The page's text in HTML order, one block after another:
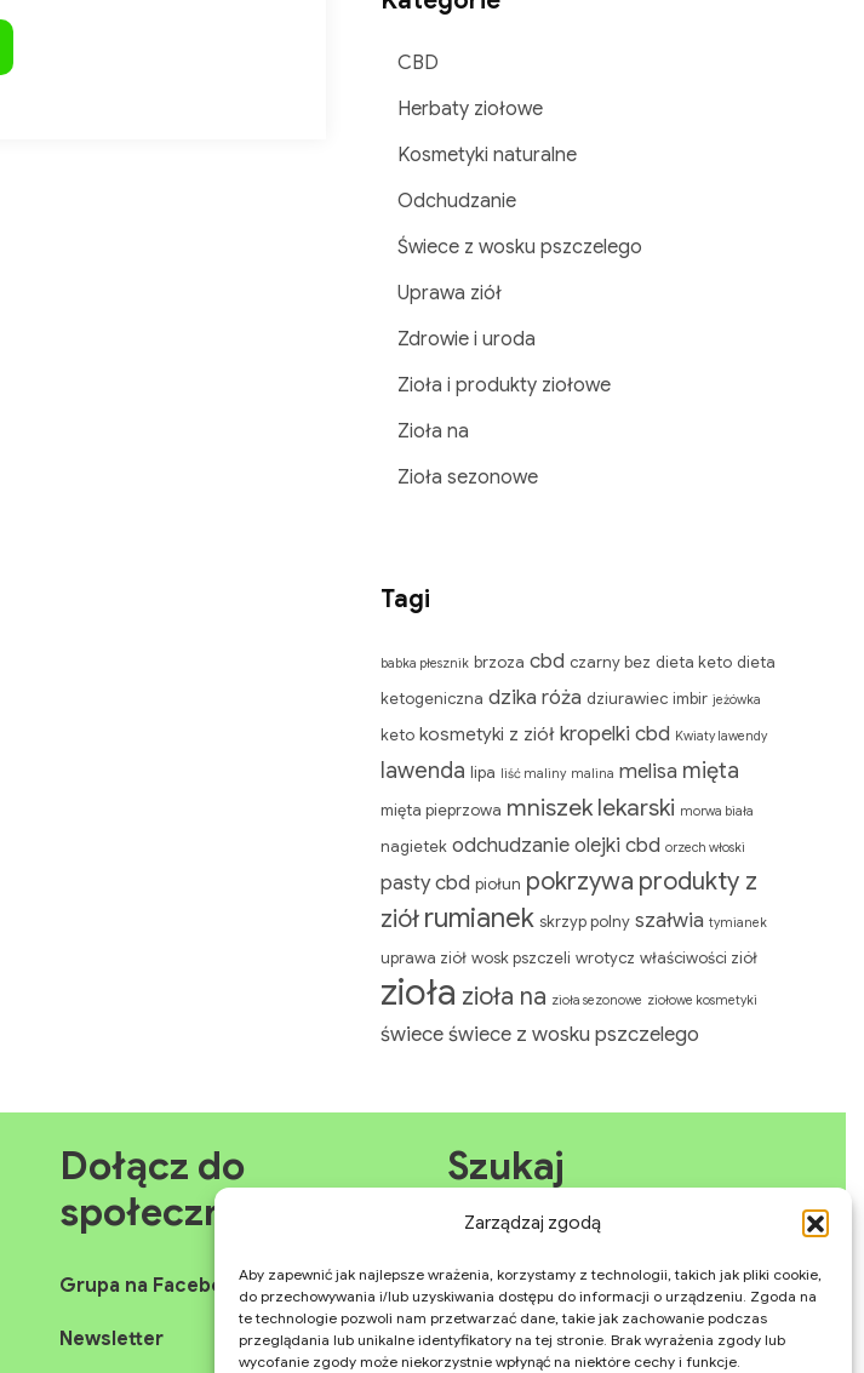
Zarządzaj zgodą
Aby zapewnić jak najlepsze wrażenia, korzystamy z technologii, takich jak pliki cookie,
do przechowywania i/lub uzyskiwania dostępu do informacji o urządzeniu. Zgoda na
te technologie pozwoli nam przetwarzać dane, takie jak zachowanie podczas
przeglądania lub unikalne identyfikatory na tej stronie. Brak wyrażenia zgody lub
wycofanie zgody może niekorzystnie wpłynąć na niektóre cechy i funkcje.
CBD
Herbaty ziołowe
Kosmetyki naturalne
Odchudzanie
Świece z wosku pszczelego
Uprawa ziół
Zdrowie i uroda
Zioła i produkty ziołowe
Zioła na
Zioła sezonowe
Tagi
babka płesznik brzoza cbd czarny bez dieta keto dieta
ketogeniczna dzika róża dziurawiec imbir jeżówka
keto kosmetyki z ziół kropelki cbd Kwiaty lawendy
lawenda lipa liść maliny malina melisa mięta
mięta pieprzowa mniszek lekarski morwa biała
nagietek odchudzanie olejki cbd orzech włoski
pasty cbd piołun pokrzywa produkty z
ziół rumianek skrzyp polny szałwia tymianek
uprawa ziół wosk pszczeli wrotycz właściwości ziół
zioła zioła na zioła sezonowe ziołowe kosmetyki
świece świece z wosku pszczelego
Dołącz do
społeczności
Grupa na Facebooku
Newsletter
Szukaj
Search
for:
– stworzone z myślą o Twoim zdrowiu
pomogą Ci wprowadzić
się tutaj!